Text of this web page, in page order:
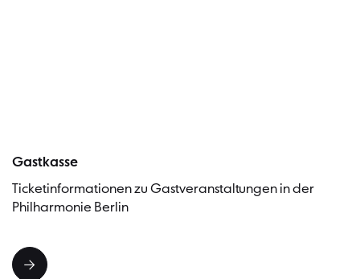
Gastkasse
Ticketinformationen zu Gastveranstaltungen in der
Philharmonie Berlin